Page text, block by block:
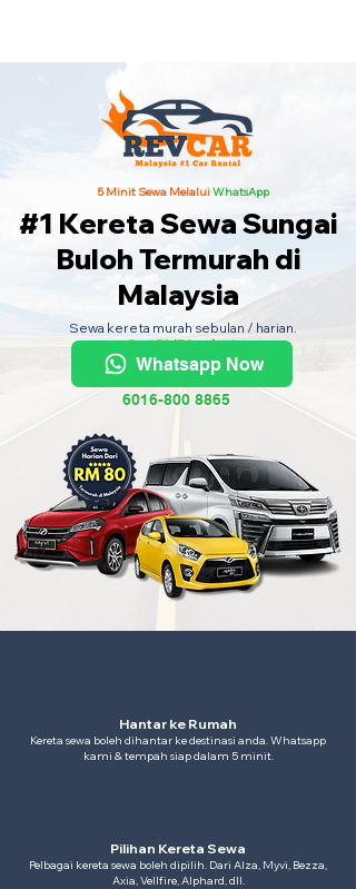
5 Minit Sewa MelaluiWhatsApp
#1 Kereta Sewa Sungai
Buloh Termurah di
Malaysia
Sewa kereta murah sebulan / harian.
Dari RM70 sehari.
Whatsapp Now
6016-800 8865
Hantar ke Rumah
Kereta sewa boleh dihantar ke destinasi anda. Whatsapp
kami & tempah siap dalam 5 minit.
Pilihan Kereta Sewa
Pelbagai kereta sewa boleh dipilih. Dari Alza, Myvi, Bezza,
Axia, Vellfire, Alphard, dll.